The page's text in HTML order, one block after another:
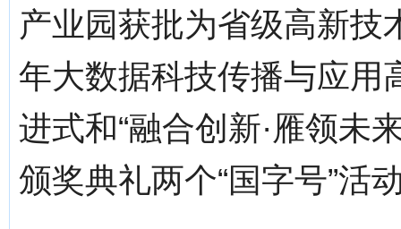
产业园获批为省级高新技
年大数据科技传播与应用
进式和“融合创新·雁领未
颁奖典礼两个“国字号”活